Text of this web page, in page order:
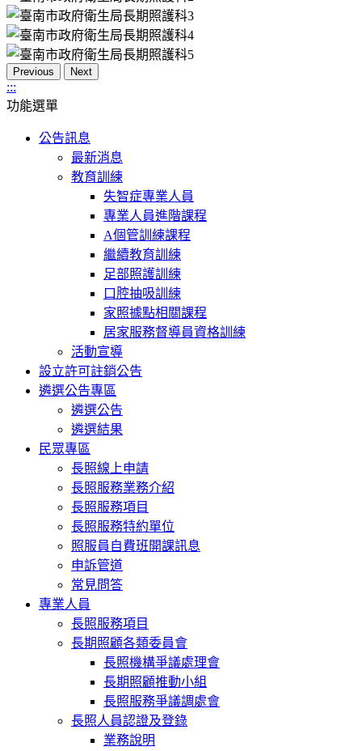
Previous Next
:::
功能選單
公告訊息
最新消息
教育訓練
失智症專業人員
專業人員進階課程
A個管訓練課程
繼續教育訓練
足部照護訓練
口腔抽吸訓練
家照據點相關課程
居家服務督導員資格訓練
活動宣導
設立許可註銷公告
遴選公告專區
遴選公告
遴選結果
民眾專區
長照線上申請
長照服務業務介紹
長照服務項目
長照服務特約單位
照服員自費班開課訊息
申訴管道
常見問答
專業人員
長照服務項目
長期照顧各類委員會
長照機構爭議處理會
長期照顧推動小組
長照服務爭議調處會
長照人員認證及登錄
業務說明